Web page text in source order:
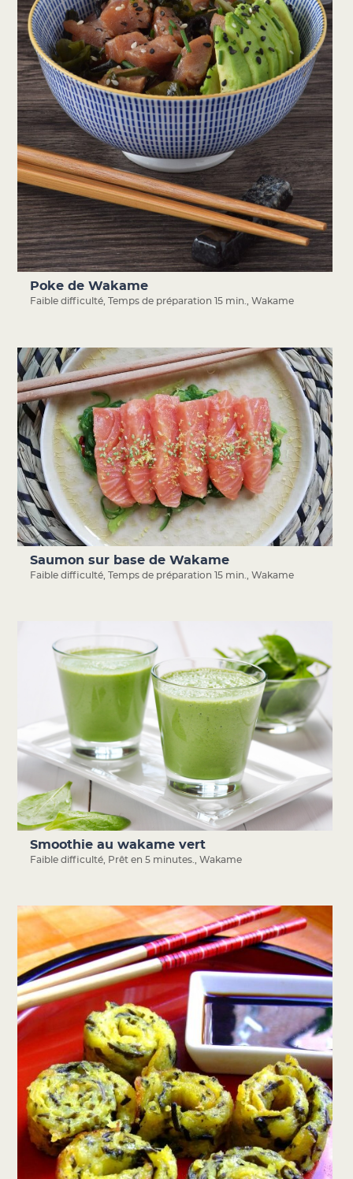
Poke de Wakame
Faible difficulté Temps de préparation 15 min. Wakame
Saumon sur base de Wakame
Faible difficulté ,Temps de préparation 15 min. ,Wakame
Smoothie au wakame vert
Faible difficulté Prêt en 5 minutes. ,Wakame